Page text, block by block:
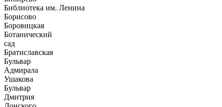
Библиотека им. Ленина
Борисово
Боровицкая
Ботанический
сад
Братиславская
Бульвар
Адмирала
Ушакова
Бульвар
Дмитрия